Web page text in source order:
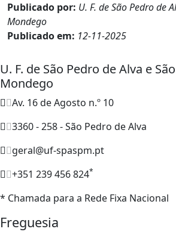
Publicado por: U. F. de São Pedro de
Mondego
Publicado em: 12-11-2025
U. F. de São Pedro de Alva e
Mondego
Av. 16 de Agosto n.º 10
3360 - 258 - São Pedro de Alva
geral@uf-spaspm.pt
+351 239 456 824*
* Chamada para a Rede Fixa Nacional
Freguesia